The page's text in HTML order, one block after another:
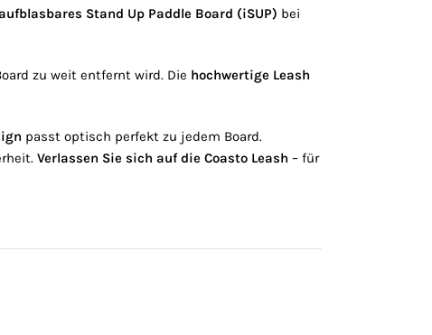
aufblasbares Stand Up Paddle Board (iSUP) bei
zu weit entfernt wird. Die hochwertige Leash
passt optisch perfekt zu jedem Board.
Verlassen Sie sich auf die Coasto Leash – für